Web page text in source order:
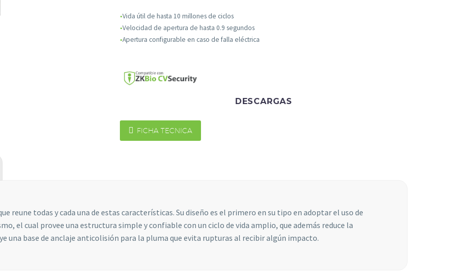
•Vida útil de hasta 10 millones de ciclos
•Velocidad de apertura de hasta 0.9 segundos
•Apertura configurable en caso de falla eléctrica
DESCARGAS
 FICHA TECNICA
reune todas y cada una de estas características. Su diseño es el primero en su tipo en adoptar el uso de
el cual provee una estructura simple y confiable con un ciclo de vida amplio, que además reduce la
una base de anclaje anticolisión para la pluma que evita rupturas al recibir algún impacto.
opcionales.
Son
necesarias
para que